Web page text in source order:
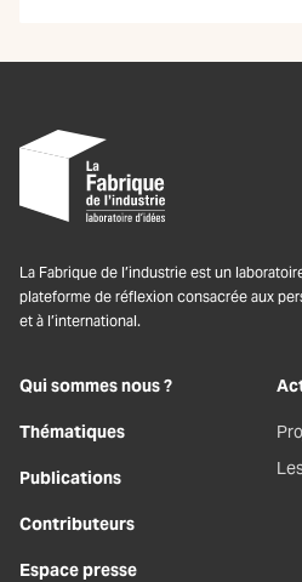
La Fabrique de l’industrie est un
plateforme de réflexion consacrée aux
et à l’international.
Qui sommes nous ?
Thématiques
Publications
Contributeurs
Espace presse